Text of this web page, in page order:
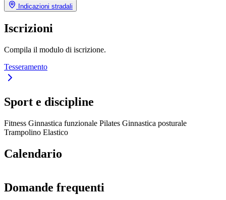
Indicazioni stradali
Iscrizioni
Compila il modulo di iscrizione.
Tesseramento
Sport e discipline
Fitness Ginnastica funzionale Pilates Ginnastica posturale
Trampolino Elastico
Calendario
Domande frequenti